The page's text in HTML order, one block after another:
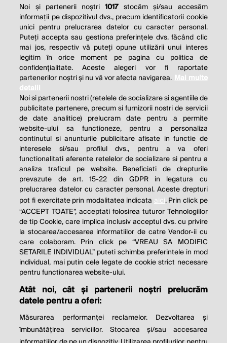
THE SOCIAL RESPONSIBILITY OF
BUSINESS IS TO INCREASE ITS
PROFITS.
Noi și partenerii noștri1017 stocăm și/sau accesăm
informații pe dispozitivul dvs., precum identificatorii cookie
unici pentru prelucrarea datelor cu caracter personal.
Puteți accepta sau gestiona preferințele dvs. făcând clic
mai jos, respectiv vă puteți opune utilizării unui interes
legitim în orice moment pe pagina cu politica de
confidențialitate. Aceste alegeri vor fi raportate
partenerilor noștri și nu vă vor afecta navigarea. Mai multe
detalii
Noi si partenerii nostri (retelele de socializare si agentiile de
publicitate partenere, precum si furnizorii nostri de servicii
de date analitice) prelucram date pentru a permite
website-ului sa functioneze, pentru a personaliza
continutul si anunturile publicitare afisate in functie de
interesele si/sau profilul dvs., pentru a va oferi
functionalitati aferente retelelor de socializare si pentru a
analiza traficul pe website. Beneficiati de drepturile
prevazute de art. 15-22 din GDPR in legatura cu
prelucrarea datelor cu caracter personal. Aceste drepturi
pot fi exercitate prin modalitatea indicata aici. Prin click pe
“ACCEPT TOATE”, acceptati folosirea tuturor Tehnologiilor
de tip Cookie, care implica inclusiv acceptul dvs. cu privire
la stocarea/accesarea informatiilor de catre Vendor-ii cu
care colaboram. Prin click pe “VREAU SA MODIFIC
SETARILE INDIVIDUAL” puteti schimba preferintele in mod
individual, mai putin cele legate de cookie strict necesare
pentru functionarea website-ului.
Atât noi, cât și partenerii noștri prelucrăm
datele pentru a oferi:
Măsurarea performanței reclamelor. Dezvoltarea și
îmbunătățirea serviciilor. Stocarea și/sau accesarea